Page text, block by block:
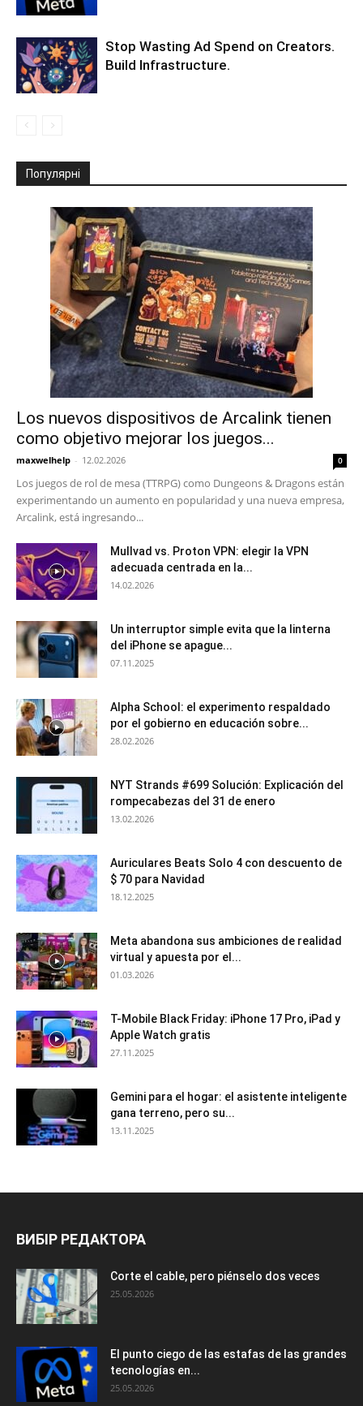
Stop Wasting Ad Spend on Creators.
Build Infrastructure.
Популярні
Los nuevos dispositivos de Arcalink tienen
como objetivo mejorar los juegos...
maxwelhelp - 12.02.2026 0
Los juegos de rol de mesa (TTRPG) como Dungeons & Dragons están
experimentando un aumento en popularidad y una nueva empresa,
Arcalink, está ingresando...
Mullvad vs. Proton VPN: elegir la VPN
adecuada centrada en la...
14.02.2026
Un interruptor simple evita que la linterna
del iPhone se apague...
07.11.2025
Alpha School: el experimento respaldado
por el gobierno en educación sobre...
28.02.2026
NYT Strands #699 Solución: Explicación del
rompecabezas del 31 de enero
13.02.2026
Auriculares Beats Solo 4 con descuento de
$ 70 para Navidad
18.12.2025
Meta abandona sus ambiciones de realidad
virtual y apuesta por el...
01.03.2026
T-Mobile Black Friday: iPhone 17 Pro, iPad y
Apple Watch gratis
27.11.2025
Gemini para el hogar: el asistente inteligente
gana terreno, pero su...
13.11.2025
ВИБІР РЕДАКТОРА
Corte el cable, pero piénselo dos veces
25.05.2026
El punto ciego de las estafas de las grandes
tecnologías en...
25.05.2026